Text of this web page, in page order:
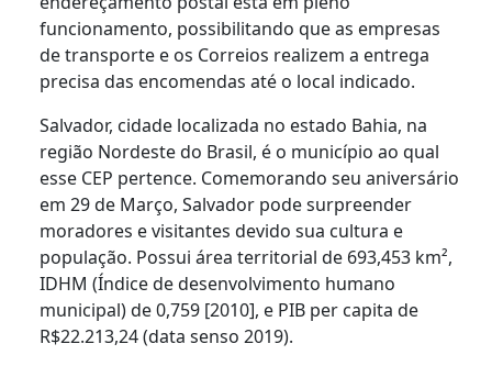
funcionamento, possibilitando que as empresas
de transporte e os Correios realizem a entrega
precisa das encomendas até o local indicado.
Salvador, cidade localizada no estado Bahia, na
região Nordeste do Brasil, é o município ao qual
esse CEP pertence. Comemorando seu aniversário
em 29 de Março, Salvador pode surpreender
moradores e visitantes devido sua cultura e
população. Possui área territorial de 693,453 km²,
IDHM (Índice de desenvolvimento humano
municipal) de 0,759 [2010], e PIB per capita de
R$22.213,24 (data senso 2019).